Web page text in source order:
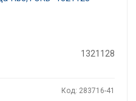
1321128
Код: 283716-41